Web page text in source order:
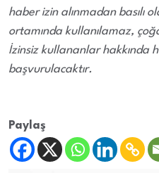
haber izin alınmadan basılı
ortamında kullanılamaz,
İzinsiz kullananlar hakkında
başvurulacaktır.
Paylaş